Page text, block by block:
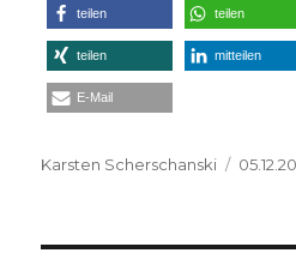
teilen teilen
teilen mitteilen
E-Mail
Autor
Karsten Scherschanski